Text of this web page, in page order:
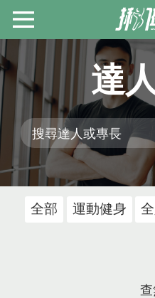
達
全部 運動健身